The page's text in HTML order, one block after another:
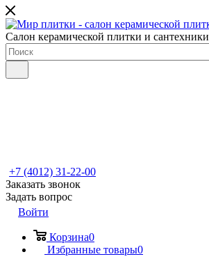
Салон керамической плитки и сантехники
+7 (4012) 31-22-00
Заказать звонок
Задать вопрос
Войти
Корзина0
Избранные товары0